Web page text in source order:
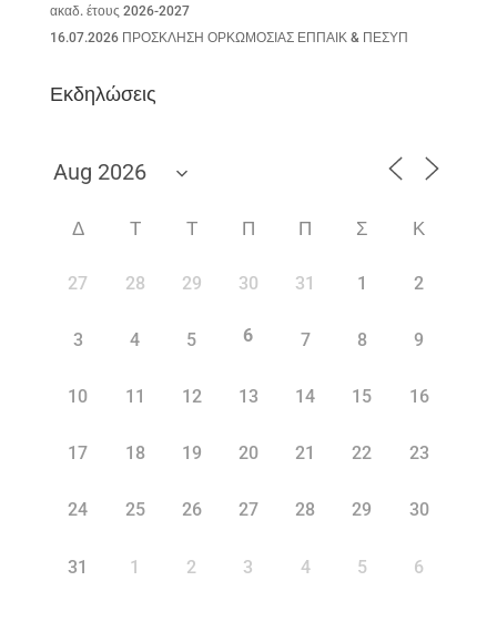
ακαδ. έτους 2026-2027
16.07.2026 ΠΡΟΣΚΛΗΣΗ ΟΡΚΩΜΟΣΙΑΣ ΕΠΠΑΙΚ & ΠΕΣΥΠ
Εκδηλώσεις
Δ Τ Τ Π Π Σ Κ
27 28 29 30 31 1 2
3 4 5 6 7 8 9
10 11 12 13 14 15 16
17 18 19 20 21 22 23
24 25 26 27 28 29 30
31 1 2 3 4 5 6